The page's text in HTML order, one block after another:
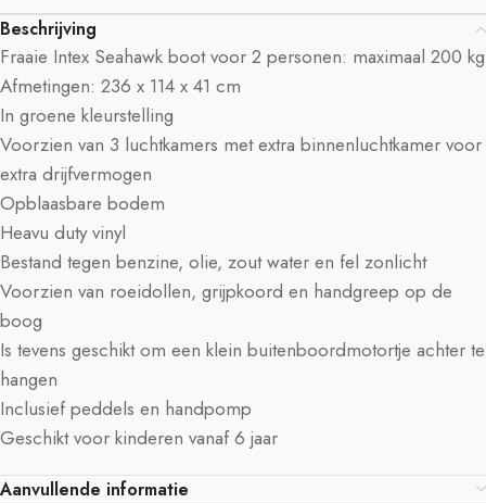
Beschrijving
Fraaie Intex Seahawk boot voor 2 personen: maximaal 200 kg
Afmetingen: 236 x 114 x 41 cm
In groene kleurstelling
Voorzien van 3 luchtkamers met extra binnenluchtkamer voor
extra drijfvermogen
Opblaasbare bodem
Heavu duty vinyl
Bestand tegen benzine, olie, zout water en fel zonlicht
Voorzien van roeidollen, grijpkoord en handgreep op de
boog
Is tevens geschikt om een klein buitenboordmotortje achter te
hangen
Inclusief peddels en handpomp
Geschikt voor kinderen vanaf 6 jaar
Aanvullende informatie